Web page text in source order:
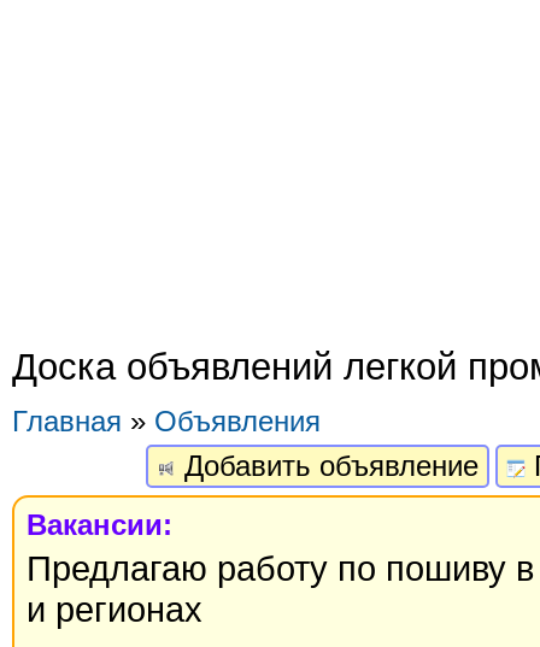
Доска объявлений легкой
Главная » Объявления
Добавить объявление
Вакансии:
Предлагаю работу по пошиву
и регионах